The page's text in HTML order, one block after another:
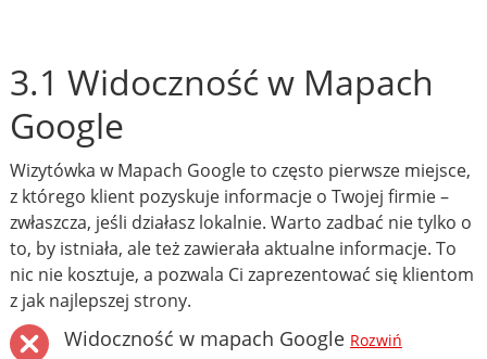
3.1 Widoczność w Mapach
Google
Wizytówka w Mapach Google to często pierwsze miejsce,
z którego klient pozyskuje informacje o Twojej firmie –
zwłaszcza, jeśli działasz lokalnie. Warto zadbać nie tylko o
to, by istniała, ale też zawierała aktualne informacje. To
nic nie kosztuje, a pozwala Ci zaprezentować się klientom
z jak najlepszej strony.
Widoczność w mapach Google Rozwiń